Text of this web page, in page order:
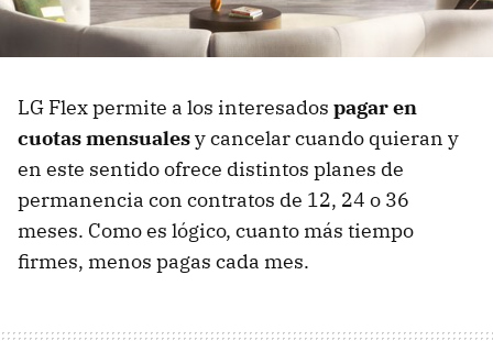
LG Flex permite a los interesados pagar en
cuotas mensualesy cancelar cuando quieran y
en este sentido ofrece distintos planes de
permanencia con contratos de 12, 24 o 36
meses. Como es lógico, cuanto más tiempo
firmes, menos pagas cada mes.